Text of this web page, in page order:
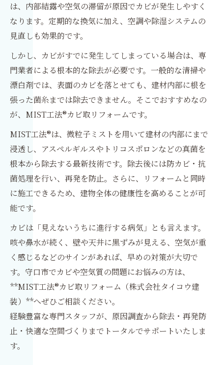
は、内部結露や空気の滞留が原因でカビが発生しやすく
なります。定期的な換気に加え、空調や除湿システムの
見直しも効果的です。
しかし、カビがすでに発生してしまっている場合は、専
門業者による根本的な除去が必要です。一般的な清掃や
漂白剤では、表面のカビを落とせても、建材内部に根を
張った菌糸までは除去できません。そこでおすすめなの
が、MIST工法®カビ取リフォームです。
MIST工法®は、微粒子ミストを用いて建材の内部にまで
浸透し、アスペルギルスやトリコスポロンなどの真菌を
根本から除去する最新技術です。除去後には防カビ・抗
菌処理を行い、再発を防止。さらに、リフォームと同時
に施工できるため、建物全体の健康性を高めることが可
能です。
カビは「見えないうちに進行する病気」とも言えます。
咳や鼻水が続く、壁や天井に黒ずみが見える、空気が重
く感じるなどのサインがあれば、早めの対策が大切で
す。守口市でカビや空気質の問題にお悩みの方は、
**MIST工法®カビ取リフォーム（株式会社タイコウ建
装）**へぜひご相談ください。
経験豊富な専門スタッフが、原因調査から除去・再発防
止・快適な空間づくりまでトータルでサポートいたしま
す。